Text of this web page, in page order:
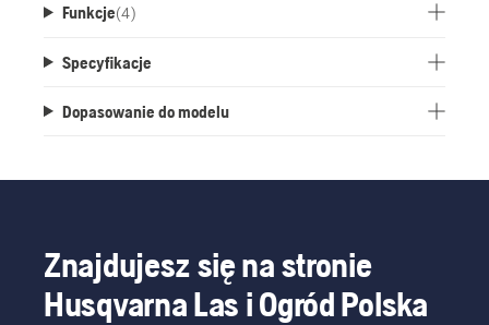
Funkcje(4)
Specyfikacje
Dopasowanie do modelu
Znajdujesz się na stronie
Husqvarna Las i Ogród Polska